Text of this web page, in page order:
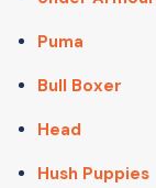
Puma
Bull Boxer
Head
Hush Puppies